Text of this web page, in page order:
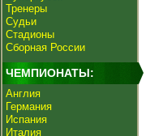
Тренеры
Судьи
Стадионы
Сборная России
ЧЕМПИОНАТЫ:
Англия
Германия
Испания
Италия